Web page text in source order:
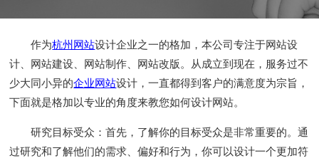
作为杭州网站设计企业之一的格加，本公司专注于网站设
计、网站建设、网站制作、网站改版。从成立到现在，服务过不
少大同小异的企业网站设计，一直都得到客户的满意度为宗旨，
下面就是格加以专业的角度来教您如何设计网站。
研究目标受众：首先，了解你的目标受众是非常重要的。通
过研究和了解他们的需求、偏好和行为，你可以设计一个更加符